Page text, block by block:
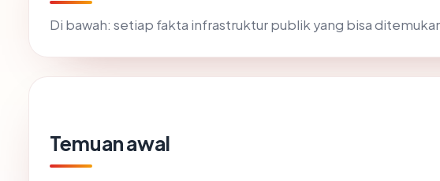
Di bawah: setiap fakta infrastruktur publik yang bisa
Temuan awal